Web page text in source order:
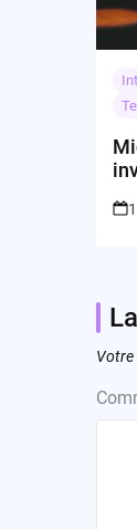
Votre